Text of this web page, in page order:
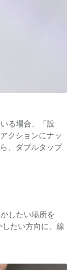
る場合、「設
クションにナッ
、ダブルタップ
したい場所を
したい方向に、線